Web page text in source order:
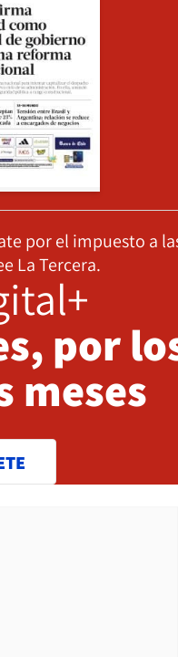
por el impuesto a
La Tercera.
por
meses